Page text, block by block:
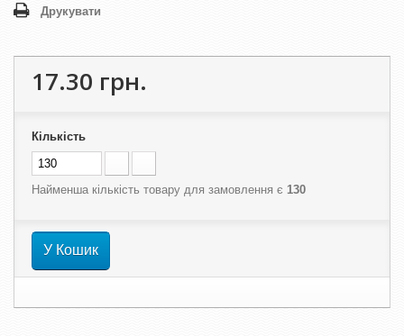
Друкувати
17.30 грн.
Кількість
Найменша кількість товару для замовлення є 130
У Кошик